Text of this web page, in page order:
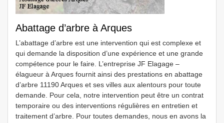
Abattage d’arbre à Arques
L’abattage d’arbre est une intervention qui est complexe et
qui demande la disposition d’une expérience et une grande
compétence pour le faire. L’entreprise JF Elagage –
élagueur à Arques fournit ainsi des prestations en abattage
d’arbre 11190 Arques et ses villes aux alentours pour toute
demande. Pour cela, notre intervention peut être un contrat
temporaire ou des interventions régulières en entretien et
traitement d’arbre. Pour toutes demandes, nous en avons la